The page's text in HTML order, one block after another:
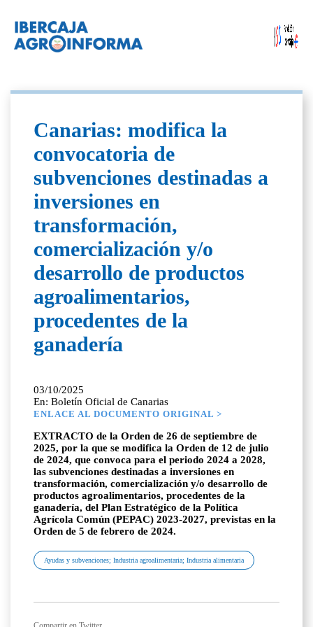
Canarias: modifica la
convocatoria de
subvenciones destinadas a
inversiones en
transformación,
comercialización y/o
desarrollo de productos
agroalimentarios,
procedentes de la
ganadería
03/10/2025
En: Boletín Oficial de Canarias
ENLACE AL DOCUMENTO ORIGINAL >
EXTRACTO de la Orden de 26 de septiembre de
2025, por la que se modifica la Orden de 12 de julio
de 2024, que convoca para el periodo 2024 a 2028,
las subvenciones destinadas a inversiones en
transformación, comercialización y/o desarrollo de
productos agroalimentarios, procedentes de la
ganadería, del Plan Estratégico de la Política
Agrícola Común (PEPAC) 2023-2027, previstas en la
Orden de 5 de febrero de 2024.
Ayudas y subvenciones; Industria agroalimentaria; Industria alimentaria